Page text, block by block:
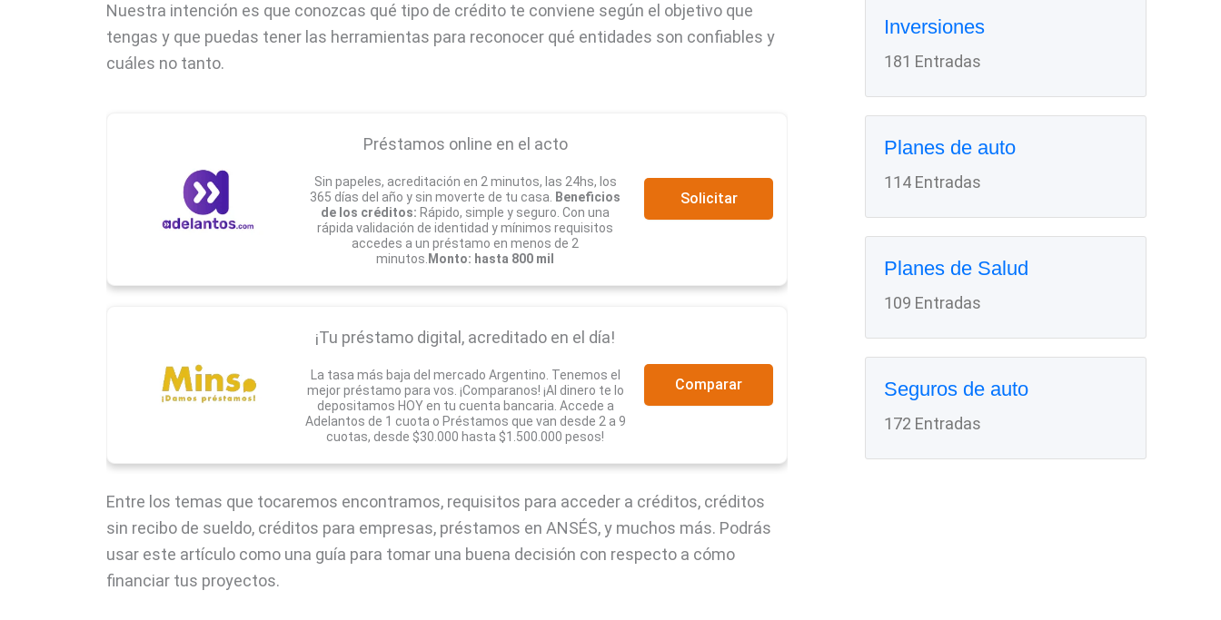
Nuestra intención es que conozcas qué tipo de crédito te conviene según el objetivo que
tengas y que puedas tener las herramientas para reconocer qué entidades son confiables y
cuáles no tanto.
Préstamos online en el acto
Sin papeles, acreditación en 2 minutos, las 24hs, los
365 días del año y sin moverte de tu casa.
Beneficios
de los créditos: Rápido, simple y seguro. Con una
rápida validación de identidad y mínimos requisitos
accedes a un préstamo en menos de 2
minutos. Monto: hasta 800 mil
Solicitar
¡Tu préstamo digital, acreditado en el día!
La tasa más baja del mercado Argentino. Tenemos el
mejor préstamo para vos. ¡Comparanos! ¡Al dinero te lo
depositamos HOY en tu cuenta bancaria. Accede a
Adelantos de 1 cuota o Préstamos que van desde 2 a 9
cuotas, desde $30.000 hasta $1.500.000 pesos!
Comparar
Entre los temas que tocaremos encontramos, requisitos para acceder a créditos, créditos
sin recibo de sueldo, créditos para empresas, préstamos en ANSÉS, y muchos más. Podrás
usar este artículo como una guía para tomar una buena decisión con respecto a cómo
financiar tus proyectos.
Inversiones
181 Entradas
Planes de auto
114 Entradas
Planes de Salud
109 Entradas
Seguros de auto
172 Entradas